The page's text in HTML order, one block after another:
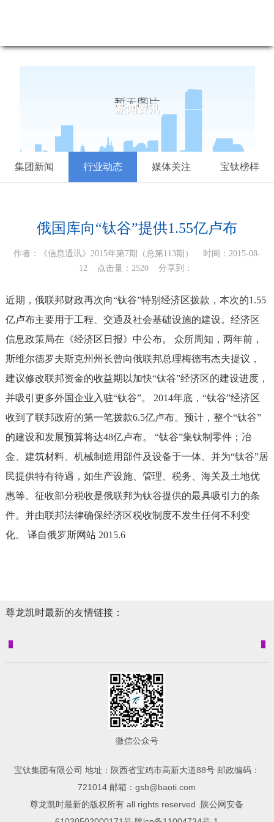
新闻资讯
集团新闻 行业动态 媒体关注 宝钛榜样
俄国库向“钛谷”提供1.55亿卢布
作者：《信息通讯》2015年第7期（总第113期） 时间：2015-08-
12 点击量：2520 分享到：
近期，俄联邦财政再次向“钛谷”特别经济区拨款，本次的1.55
亿卢布主要用于工程、交通及社会基础设施的建设。经济区
信息政策局在《经济区日报》中公布。 众所周知，两年前，
斯维尔德罗夫斯克州州长曾向俄联邦总理梅德韦杰夫提议，
建议修改联邦资金的收益期以加快“钛谷”经济区的建设进度，
并吸引更多外国企业入驻“钛谷”。 2014年底，“钛谷”经济区
收到了联邦政府的第一笔拨款6.5亿卢布。预计，整个“钛谷”
的建设和发展预算将达48亿卢布。 “钛谷”集钛制零件；冶
金、建筑材料、机械制造用部件及设备于一体。并为“钛谷”居
民提供特有待遇，如生产设施、管理、税务、海关及土地优
惠等。征收部分税收是俄联邦为钛谷提供的最具吸引力的条
件。并由联邦法律确保经济区税收制度不发生任何不利变
化。 译自俄罗斯网站 2015.6
尊龙凯时最新的友情链接：
微信公众号
宝钛集团有限公司 地址：陕西省宝鸡市高新大道88号 邮政编码：
721014 邮箱：gsb@baoti.com
尊龙凯时最新的版权所有 all rights reserved .陕公网安备